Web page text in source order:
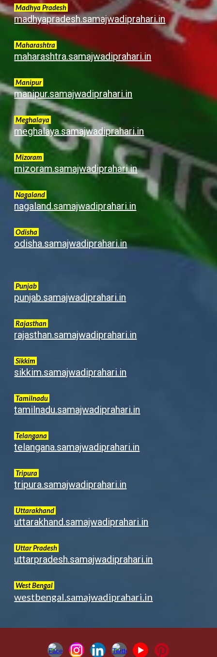
Madhya Pradesh
madhyapradesh.samajwadiprahari.in
Maharashtra
maharashtra.samajwadiprahari.in
Manipur
manipur.samajwadiprahari.in
Meghalaya
meghalaya.samajwadiprahari.in
Mizoram
mizoram.samajwadiprahari.in
Nagaland
nagaland.samajwadiprahari.in
Odisha
odisha.samajwadiprahari.in
Punjab
punjab.samajwadiprahari.in
Rajasthan
rajasthan.samajwadiprahari.in
Sikkim
sikkim.samajwadiprahari.in
Tamilnadu
tamilnadu.samajwadiprahari.in
Telangana
telangana.samajwadiprahari.in
Tripura
tripura.samajwadiprahari.in
Uttarakhand
uttarakhand.samajwadiprahari.in
Uttar Pradesh
uttarpradesh.samajwadiprahari.in
West Bengal
westbengal.samajwadiprahari.in